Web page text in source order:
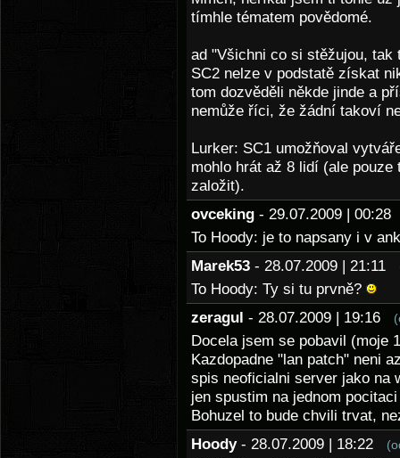
tímhle tématem povědomé.
ad "Všichni co si stěžujou,
SC2 nelze v podstatě získat
tom dozvěděli někde jinde a
nemůže říci, že žádní takoví
Lurker: SC1 umožňoval
mohlo hrát až 8 lidí (ale pouze
založit).
ovceking - 29.07.2009 |
To Hoody: je to napsany i v
Marek53 - 28.07.2009 | 21:11
To Hoody: Ty si tu prvně?
zeragul - 28.07.2009 | 19:16
Docela jsem se pobavil (moje
Kazdopadne "lan patch" neni
spis neoficialni server jako na
jen spustim na jednom
Bohuzel to bude chvili trvat,
Hoody - 28.07.2009 | 18:22